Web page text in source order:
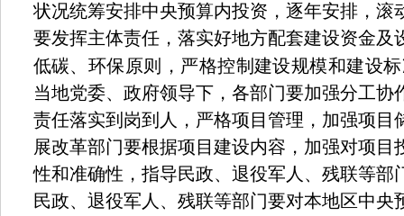
状况统筹安排中央预算内投资，逐年安排，滚
要发挥主体责任，落实好地方配套建设资金及
低碳、环保原则，严格控制建设规模和建设
当地党委、政府领导下，各部门要加强分工协
责任落实到岗到人，严格项目管理，加强项目
展改革部门要根据项目建设内容，加强对项目
性和准确性，指导民政、退役军人、残联等部
民政、退役军人、残联等部门要对本地区中